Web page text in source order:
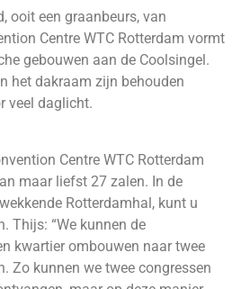
ooit een graanbeurs, van
Centre WTC Rotterdam vormt
gebouwen aan de Coolsingel.
het dakraam zijn behouden
veel daglicht.
Centre WTC Rotterdam
maar liefst 27 zalen. In de
Rotterdamhal, kunt u
Thijs: “We kunnen de
kwartier ombouwen naar twee
Zo kunnen we twee congressen